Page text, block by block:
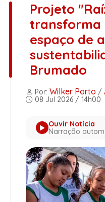
Projeto
transforma
espaço de
Brumado
Por: Wilker Porto /
08 Jul 2026 / 14h00
Ouvir Notícia
Narração